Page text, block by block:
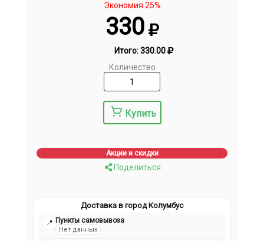
Экономия 25%
330
Итого:330.00
Количество
Купить
Акции и скидки
Поделиться
Доставка в город Колумбус
📍 Пункты самовывоза
Нет данных